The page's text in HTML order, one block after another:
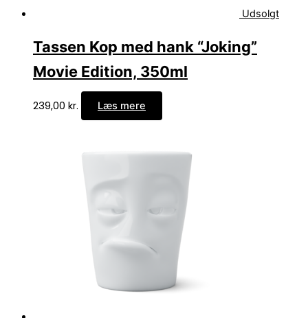
Udsolgt
Tassen Kop med hank “Joking”
Movie Edition, 350ml
239,00 kr. Læs mere